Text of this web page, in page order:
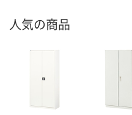
人気の商品